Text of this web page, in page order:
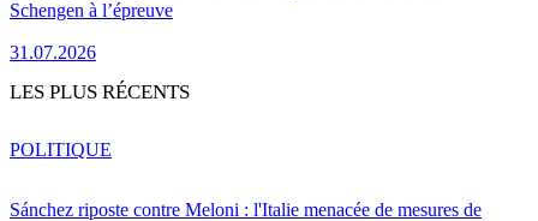
Schengen à l’épreuve
31.07.2026
LES PLUS RÉCENTS
Sánchez riposte contre Meloni : l'Italie menacée de mesures de
POLITIQUE